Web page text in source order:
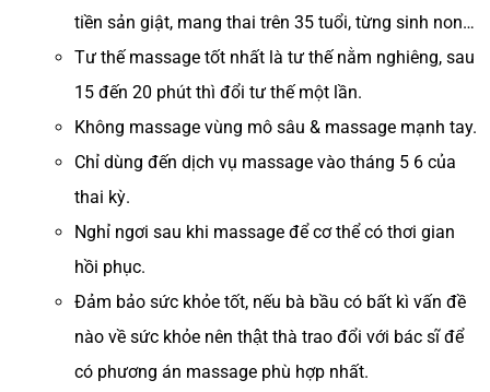
tiền sản giật, mang thai trên 35 tuổi, từng sinh non…
Tư thế massage tốt nhất là tư thế nằm nghiêng, sau
15 đến 20 phút thì đổi tư thế một lần.
Không massage vùng mô sâu & massage mạnh tay.
Chỉ dùng đến dịch vụ massage vào tháng 5 6 của
thai kỳ.
Nghỉ ngơi sau khi massage để cơ thể có thơi gian
hồi phục.
Đảm bảo sức khỏe tốt, nếu bà bầu có bất kì vấn đề
nào về sức khỏe nên thật thà trao đổi với bác sĩ để
có phương án massage phù hợp nhất.